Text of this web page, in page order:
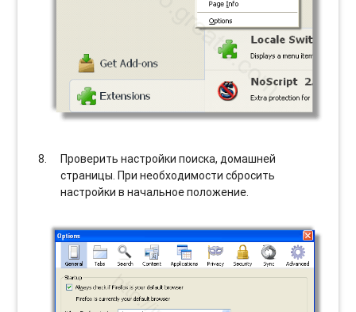
Проверить настройки поиска, домашней
страницы. При необходимости сбросить
настройки в начальное положение.